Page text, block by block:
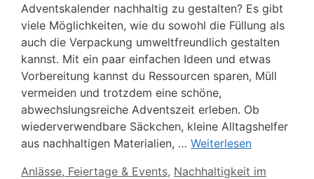
Adventskalender nachhaltig zu gestalten? Es gibt
viele Möglichkeiten, wie du sowohl die Füllung als
auch die Verpackung umweltfreundlich gestalten
kannst. Mit ein paar einfachen Ideen und etwas
Vorbereitung kannst du Ressourcen sparen, Müll
vermeiden und trotzdem eine schöne,
abwechslungsreiche Adventszeit erleben. Ob
wiederverwendbare Säckchen, kleine Alltagshelfer
aus nachhaltigen Materialien, … Weiterlesen
Kategorien
Anlässe, Feiertage & Events, Nachhaltigkeit im